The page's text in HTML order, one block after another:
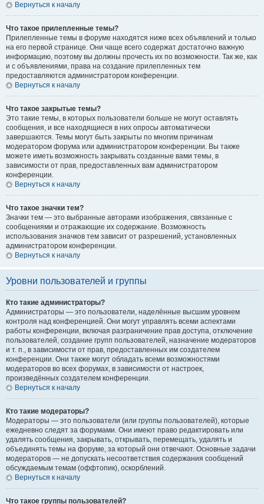
Вернуться к началу
Что такое прилепленные темы?
Прилепленные темы в форуме находятся ниже всех объявлений и только
на его первой странице. Они чаще всего содержат достаточно важную
информацию, поэтому вы должны прочесть их по возможности. Так же, как
и с объявлениями, права на создание прилепленных тем
предоставляются администратором конференции.
Вернуться к началу
Что такое закрытые темы?
Это такие темы, в которых пользователи больше не могут оставлять
сообщения, и все находящиеся в них опросы автоматически
завершаются. Темы могут быть закрыты по многим причинам
модератором форума или администратором конференции. Вы также
можете иметь возможность закрывать созданные вами темы, в
зависимости от прав, предоставленных вам администратором
конференции.
Вернуться к началу
Что такое значки тем?
Значки тем — это выбранные авторами изображения, связанные с
сообщениями и отражающие их содержание. Возможность
использования значков тем зависит от разрешений, установленных
администратором конференции.
Вернуться к началу
Уровни пользователей и группы
Кто такие администраторы?
Администраторы — это пользователи, наделённые высшим уровнем
контроля над конференцией. Они могут управлять всеми аспектами
работы конференции, включая разграничение прав доступа, отключение
пользователей, создание групп пользователей, назначение модераторов
и т. п., в зависимости от прав, предоставленных им создателем
конференции. Они также могут обладать всеми возможностями
модераторов во всех форумах, в зависимости от настроек,
произведённых создателем конференции.
Вернуться к началу
Кто такие модераторы?
Модераторы — это пользователи (или группы пользователей), которые
ежедневно следят за форумами. Они имеют право редактировать или
удалять сообщения, закрывать, открывать, перемещать, удалять и
объединять темы на форуме, за который они отвечают. Основные задачи
модераторов — не допускать несоответствия содержания сообщений
обсуждаемым темам (оффтопик), оскорблений.
Вернуться к началу
Что такое группы пользователей?